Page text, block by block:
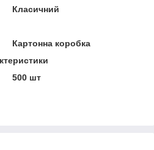
Класичний
Картонна коробка
500 шт